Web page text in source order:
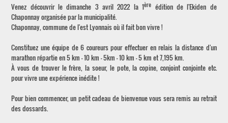
Venez découvrir le dimanche 3 avril 2022 la 1ère édition de l'Ekiden de
Chaponnay organisée par la municipalité.
Chaponnay, commune de l'est Lyonnais où il fait bon vivre !
Constituez une équipe de 6 coureurs pour effectuer en relais la distance d'un
marathon répartie en 5 km - 10 km - 5km - 10 km - 5 km et 7,195 km.
À vous de trouver le frère, la soeur, le pote, la copine, conjoint conjointe etc.
pour vivre une expérience inédite !
Pour bien commencer, un petit cadeau de bienvenue vous sera remis au retrait
des dossards.